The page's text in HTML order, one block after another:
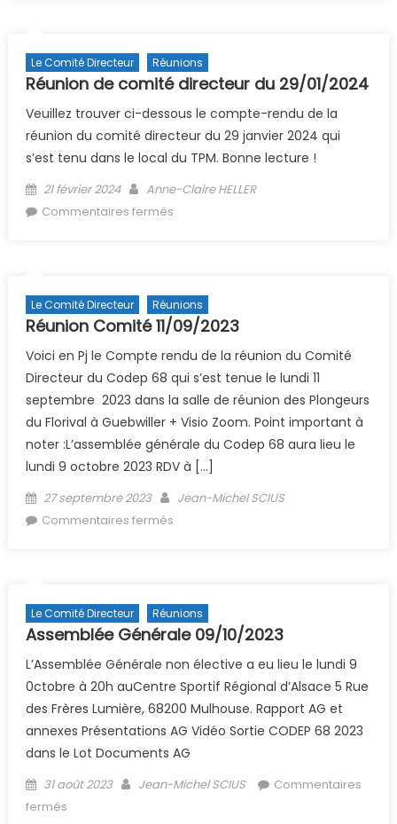
Le Comité Directeur Réunions
Réunion de comité directeur du 29/01/2024
Veuillez trouver ci-dessous le compte-rendu de la
réunion du comité directeur du 29 janvier 2024 qui
s’est tenu dans le local du TPM. Bonne lecture !
Posted on
21 février 2024 Author
Anne-Claire HELLER
Commentaires fermés
Le Comité Directeur Réunions
Réunion Comité 11/09/2023
Voici en Pj le Compte rendu de la réunion du Comité
Directeur du Codep 68 qui s’est tenue le lundi 11
septembre 2023 dans la salle de réunion des Plongeurs
du Florival à Guebwiller + Visio Zoom. Point important à
noter :L’assemblée générale du Codep 68 aura lieu le
lundi 9 octobre 2023 RDV à […]
Posted on
27 septembre 2023 Author
Jean-Michel SCIUS
Commentaires fermés
Le Comité Directeur Réunions
Assemblée Générale 09/10/2023
L’Assemblée Générale non élective a eu lieu le lundi 9
0ctobre à 20h auCentre Sportif Régional d’Alsace 5 Rue
des Frères Lumière, 68200 Mulhouse. Rapport AG et
annexes Présentations AG Vidéo Sortie CODEP 68 2023
dans le Lot Documents AG
Posted on
31 août 2023 Author
Jean-Michel SCIUS
Commentaires
fermés